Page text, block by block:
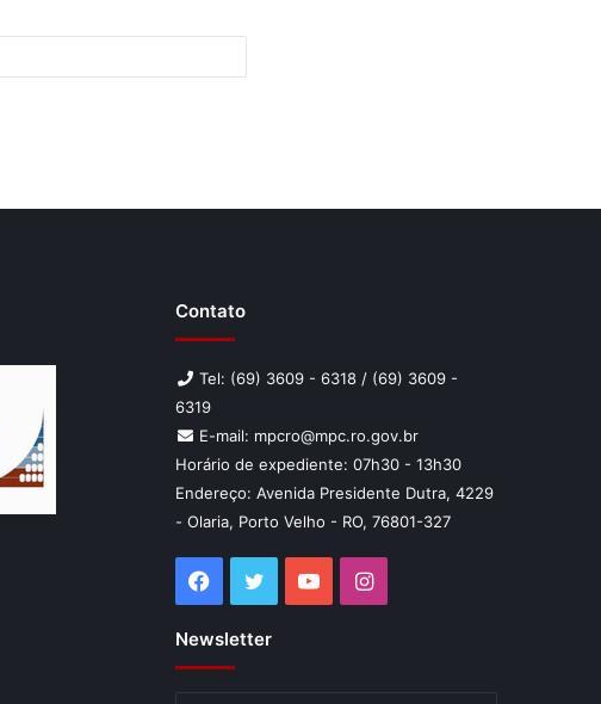
Contato
Tel: (69) 3609 - 6318 / (69) 3609 -
6319
E-mail: mpcro@mpc.ro.gov.br
Horário de expediente: 07h30 - 13h30
Endereço: Avenida Presidente Dutra, 4229
- Olaria, Porto Velho - RO, 76801-327
Facebook
TwitterYouTubeInstagram
Newsletter